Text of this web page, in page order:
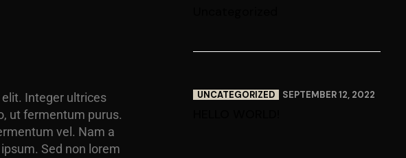
Integer ultrices
ut fermentum purus.
vel. Nam a
Sed non lorem
UNCATEGORIZED SEPTEMBER 12, 2022